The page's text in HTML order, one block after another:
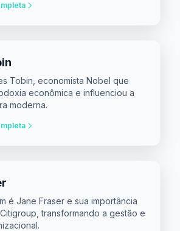
Tobin, economista Nobel que
econômica e influenciou a
moderna.
é Jane Fraser e sua importância
transformando a gestão e